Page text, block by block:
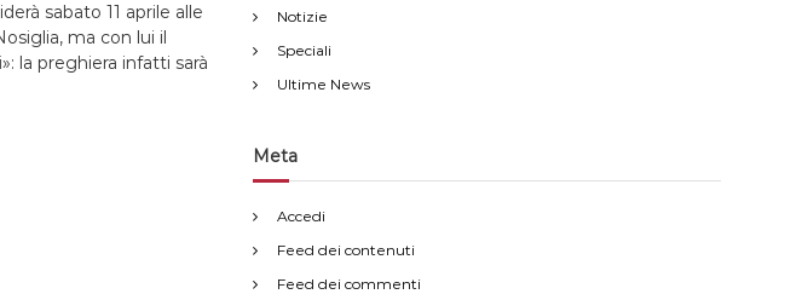
sabato 11 aprile alle
ma con lui il
la preghiera infatti sarà
Notizie
Speciali
Ultime News
Meta
Accedi
Feed dei contenuti
Feed dei commenti